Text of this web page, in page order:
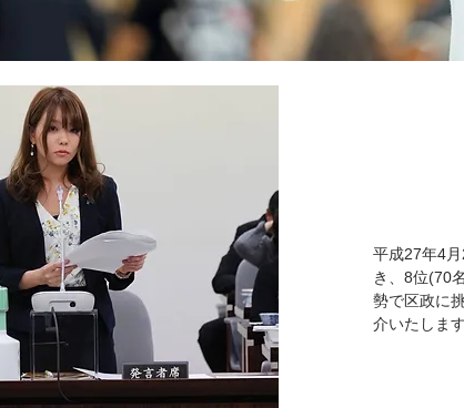
平成27年4
き、8位(70
勢で区政に
介いたします